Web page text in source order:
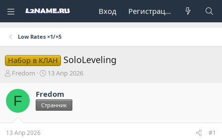
Вход Регистрация
Low Rates ×1/×5
Набор в КЛАН SoloLeveling
А
т
р
е
м
Fredom
Д
а
н
ч
13 Апр 2026
F Fredom
Странник
13 Апр 2026 #1